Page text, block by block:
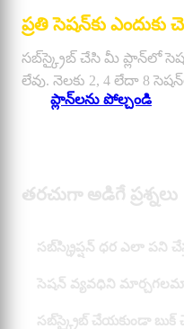
ప్రతి సెషన్‌కు ఎందుకు
సబ్‌స్క్రైబ్ చేసి మీ ప్లాన్‌లో
లేవు. నెలకు 2, 4 లేదా 8
ప్లాన్‌లను పోల్చండి
తరచుగా అడిగే ప్రశ్నలు
సబ్‌స్క్రిప్షన్ ధర ఎలా పని
సెషన్ వ్యవధిని
సబ్‌స్క్రైబ్ చేయకుండా